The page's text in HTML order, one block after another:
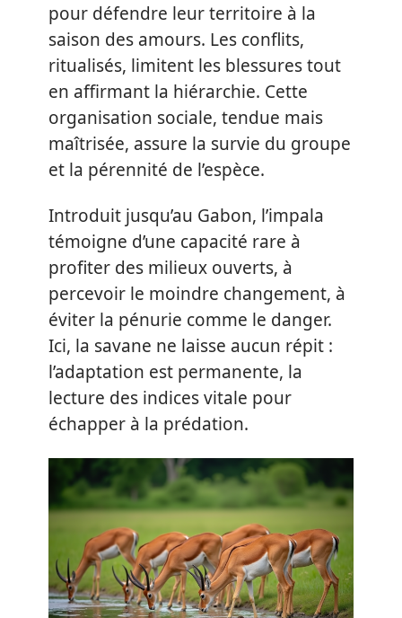
pour défendre leur territoire à la
saison des amours. Les conflits,
ritualisés, limitent les blessures tout
en affirmant la hiérarchie. Cette
organisation sociale, tendue mais
maîtrisée, assure la survie du groupe
et la pérennité de l’espèce.
Introduit jusqu’au Gabon, l’impala
témoigne d’une capacité rare à
profiter des milieux ouverts, à
percevoir le moindre changement, à
éviter la pénurie comme le danger.
Ici, la savane ne laisse aucun répit :
l’adaptation est permanente, la
lecture des indices vitale pour
échapper à la prédation.